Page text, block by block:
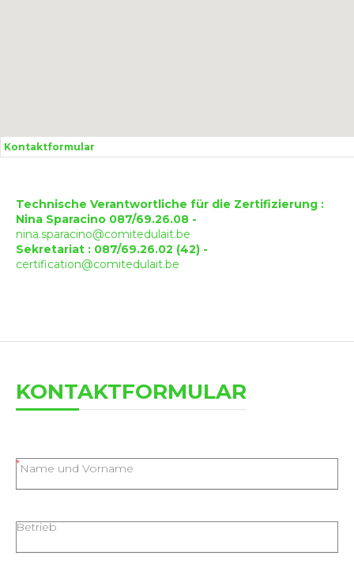
Kontaktformular
Technische Verantwortliche für die Zertifizierung :
Nina Sparacino 087/69.26.08 -
nina.sparacino@comitedulait.be
Sekretariat : 087/69.26.02 (42) -
certification@comitedulait.be
KONTAKTFORMULAR
Name und Vorname
Betrieb